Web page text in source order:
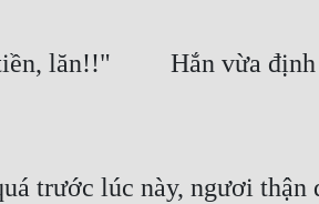
lăn!!"   Hắn vừa định
trước lúc này, ngươi thận